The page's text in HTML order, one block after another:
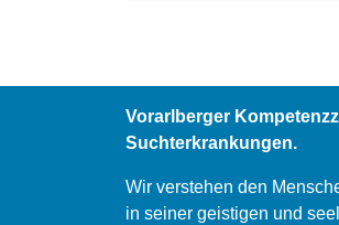
Vorarlberger
Suchterkrankungen.
Wir verstehen den
in seiner geistigen und